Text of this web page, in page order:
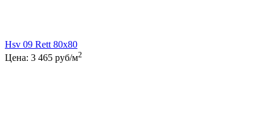
Hsv 09 Rett 80x80
Цена: 3 465 руб/м2